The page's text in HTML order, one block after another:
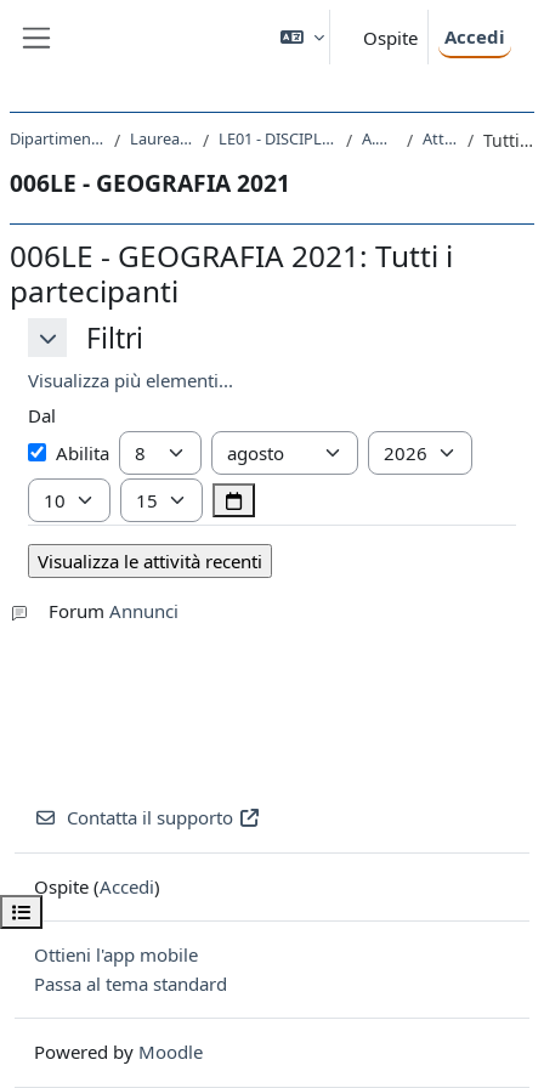
Ospite Accedi
Apri indice del corso
Dipartimento di Studi Umanistici Laurea triennale (DM270) LE01 - DISCIPLINE STORICHE E FILOSOFICHE A.A. 2021 - 2022 Attività recente Tutti i partecipanti
006LE - GEOGRAFIA 2021
006LE - GEOGRAFIA 2021: Tutti i
partecipanti
Filtri
Filtri Filtri
Visualizza più elementi...
Dal
DalAbilita Giorno Mese
Anno
Ora
Minuto
Forum Annunci
Contatta il supporto
Ospite (Accedi)
Ottieni l'app mobile
Passa al tema standard
Powered by Moodle